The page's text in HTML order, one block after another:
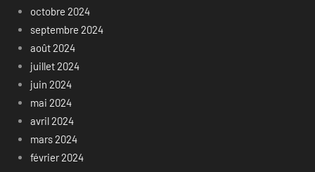
octobre 2024
septembre 2024
août 2024
juillet 2024
juin 2024
mai 2024
avril 2024
mars 2024
février 2024